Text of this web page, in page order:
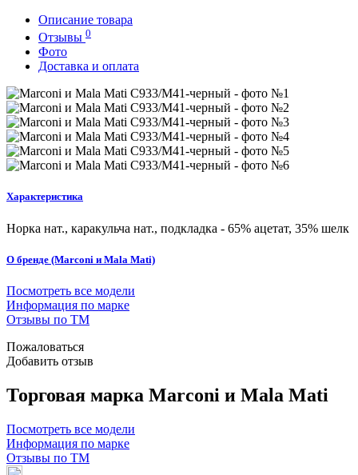
Описание товара
Отзывы 0
Фото
Доставка и оплата
Характеристика
Норка нат., каракульча нат., подкладка - 65% ацетат, 35% шелк
О бренде (Marconi и Mala Mati)
Посмотреть все модели
Информация по марке
Отзывы по ТМ
Пожаловаться
Добавить отзыв
Торговая марка Marconi и Mala Mati
Посмотреть все модели
Информация по марке
Отзывы по ТМ